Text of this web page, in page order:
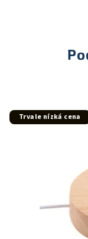
Trvale nízká cena